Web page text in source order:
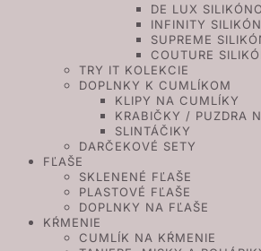
DE LUX
INFINITY
SUPREME
COUTURE
TRY IT KOLEKCIE
DOPLNKY K CUMLÍKOM
KLIPY NA CUMLÍKY
KRABIČKY / PUZDRA
SLINTÁČIKY
DARČEKOVÉ SETY
FĽAŠE
SKLENENÉ FĽAŠE
PLASTOVÉ FĽAŠE
DOPLNKY NA FĽAŠE
KŔMENIE
CUMLÍK NA KŔMENIE